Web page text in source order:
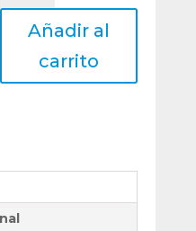
Divisora
Horizontal
Añadir al
carrito